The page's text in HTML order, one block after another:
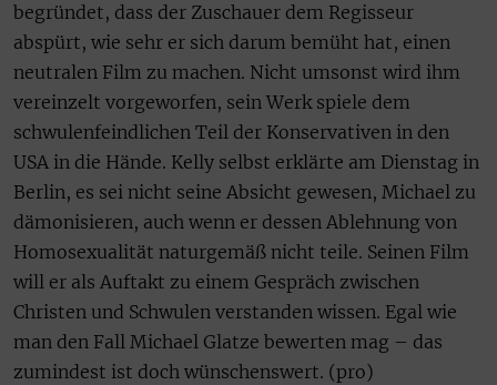
begründet, dass der Zuschauer dem Regisseur
abspürt, wie sehr er sich darum bemüht hat, einen
neutralen Film zu machen. Nicht umsonst wird ihm
vereinzelt vorgeworfen, sein Werk spiele dem
schwulenfeindlichen Teil der Konservativen in den
USA in die Hände. Kelly selbst erklärte am Dienstag in
Berlin, es sei nicht seine Absicht gewesen, Michael zu
dämonisieren, auch wenn er dessen Ablehnung von
Homosexualität naturgemäß nicht teile. Seinen Film
will er als Auftakt zu einem Gespräch zwischen
Christen und Schwulen verstanden wissen. Egal wie
man den Fall Michael Glatze bewerten mag – das
zumindest ist doch wünschenswert. (pro)